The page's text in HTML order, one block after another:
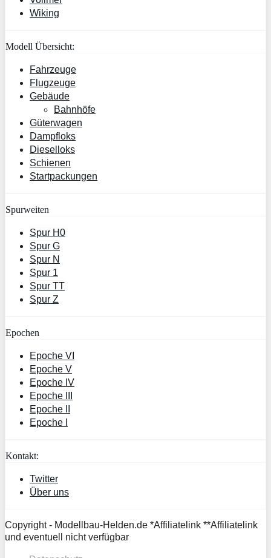
Wiking
Modell Übersicht:
Fahrzeuge
Flugzeuge
Gebäude
Bahnhöfe
Güterwagen
Dampfloks
Dieselloks
Schienen
Startpackungen
Spurweiten
Spur H0
Spur G
Spur N
Spur 1
Spur TT
Spur Z
Epochen
Epoche VI
Epoche V
Epoche IV
Epoche III
Epoche II
Epoche I
Kontakt:
Twitter
Über uns
Copyright - Modellbau-Helden.de *Affiliatelink **Affiliatelink
und eventuell nicht verfügbar